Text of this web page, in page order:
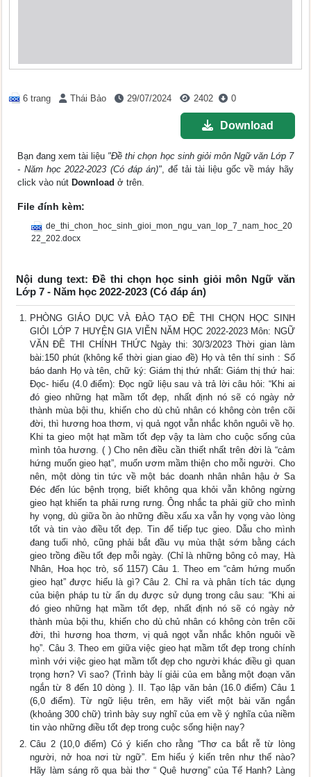
6 trang Thái Bảo 29/07/2024 2402 0
Download
Bạn đang xem tài liệu "Đề thi chọn học sinh giỏi môn Ngữ văn Lớp 7
- Năm học 2022-2023 (Có đáp án)", để tải tài liệu gốc về máy hãy
click vào nút Download ở trên.
File đính kèm:
de_thi_chon_hoc_sinh_gioi_mon_ngu_van_lop_7_nam_hoc_20
22_202.docx
Nội dung text: Đề thi chọn học sinh giỏi môn Ngữ văn
Lớp 7 - Năm học 2022-2023 (Có đáp án)
PHÒNG GIÁO DỤC VÀ ĐÀO TẠO ĐỀ THI CHỌN HỌC SINH
GIỎI LỚP 7 HUYỆN GIA VIỄN NĂM HỌC 2022-2023 Môn: NGỮ
VĂN ĐỀ THI CHÍNH THỨC Ngày thi: 30/3/2023 Thời gian làm
bài:150 phút (không kể thời gian giao đề) Họ và tên thí sinh : Số
báo danh Họ và tên, chữ ký: Giám thị thứ nhất: Giám thị thứ hai:
Đọc- hiểu (4.0 điểm): Đọc ngữ liệu sau và trả lời câu hỏi: “Khi ai
đó gieo những hạt mầm tốt đẹp, nhất định nó sẽ có ngày nở
thành mùa bội thu, khiến cho dù chủ nhân có không còn trên cõi
đời, thì hương hoa thơm, vị quả ngọt vẫn nhắc khôn nguôi về họ.
Khi ta gieo một hạt mầm tốt đẹp vậy ta làm cho cuộc sống của
mình tỏa hương. ( ) Cho nên điều cần thiết nhất trên đời là “cảm
hứng muốn gieo hạt”, muốn ươm mầm thiện cho mỗi người. Cho
nên, một dòng tin tức về một bác doanh nhân nhân hậu ở Sa
Đéc đến lúc bệnh trọng, biết không qua khỏi vẫn không ngừng
gieo hạt khiến ta phải rưng rưng. Ông nhắc ta phải giữ cho mình
hy vọng, dù giữa ồn ào những điều xấu xa vẫn hy vọng vào lòng
tốt và tin vào điều tốt đẹp. Tin để tiếp tục gieo. Dẫu cho mình
đang tuổi nhỏ, cũng phải bắt đầu vụ mùa thật sớm bằng cách
gieo trồng điều tốt đẹp mỗi ngày. (Chỉ là những bông cỏ may, Hà
Nhân, Hoa học trò, số 1157) Câu 1. Theo em “cảm hứng muốn
gieo hạt” được hiểu là gì? Câu 2. Chỉ ra và phân tích tác dụng
của biện pháp tu từ ẩn dụ được sử dụng trong câu sau: “Khi ai
đó gieo những hạt mầm tốt đẹp, nhất định nó sẽ có ngày nở
thành mùa bội thu, khiến cho dù chủ nhân có không còn trên cõi
đời, thì hương hoa thơm, vị quả ngọt vẫn nhắc khôn nguôi về
họ”. Câu 3. Theo em giữa việc gieo hạt mầm tốt đẹp trong chính
mình với việc gieo hạt mầm tốt đẹp cho người khác điều gì quan
trọng hơn? Vì sao? (Trình bày lí giải của em bằng một đoạn văn
ngắn từ 8 đến 10 dòng ). II. Tạo lập văn bản (16.0 điểm) Câu 1
(6,0 điểm). Từ ngữ liệu trên, em hãy viết một bài văn ngắn
(khoảng 300 chữ) trình bày suy nghĩ của em về ý nghĩa của niềm
tin vào những điều tốt đẹp trong cuộc sống hiện nay?
Câu 2 (10,0 điểm) Có ý kiến cho rằng “Thơ ca bắt rễ từ lòng
người, nở hoa nơi từ ngữ”. Em hiểu ý kiến trên như thế nào?
Hãy làm sáng rõ qua bài thơ “ Quê hương” của Tế Hanh? Làng